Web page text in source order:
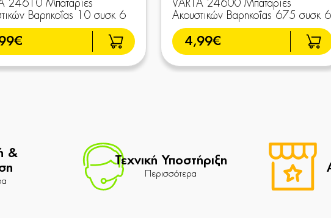
24610 Μπαταρίες
Βαρηκοΐας 10 συσκ 6
VARTA 24600 Μπαταρίες
Ακουστικών Βαρηκοΐας 675 συσκ 6
4,99€
&
Τεχνική Υποστήριξη
Περισσότερα